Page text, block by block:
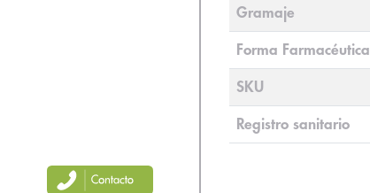
Gramaje
Forma Farmacéutica
SKU
Registro sanitario